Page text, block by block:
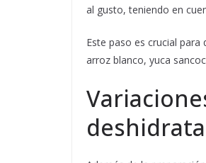
al gusto, teniendo en
Este paso es crucial
arroz blanco, yuca